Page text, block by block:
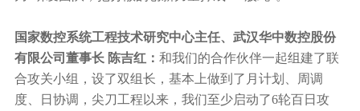
国家数控系统工程技术研究中心主任、武汉华中数控股份
有限公司董事长 陈吉红： 和我们的合作伙伴一起组建了联
合攻关小组，设了双组长，基本上做到了月计划、周调
度、日协调，尖刀工程以来，我们至少启动了6轮百日攻